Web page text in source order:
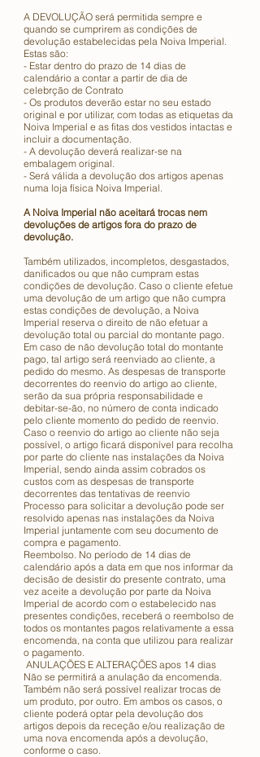
A DEVOLUÇÃO será permitida sempre e
quando se cumprirem as condições de
devolução estabelecidas pela Noiva Imperial.
Estas são:
- Estar dentro do prazo de 14 dias de
calendário a contar a partir de dia de
celebrção de Contrato
- Os produtos deverão estar no seu estado
original e por utilizar, com todas as etiquetas da
Noiva Imperial e as fitas dos vestidos intactas e
incluir a documentação.
- A devolução deverá realizar-se na
embalagem original.
- Será válida a devolução dos artigos apenas
numa loja física Noiva Imperial.
A Noiva Imperial não aceitará trocas nem
devoluções de artigos fora do prazo de
devolução.
Também utilizados, incompletos, desgastados,
danificados ou que não cumpram estas
condições de devolução. Caso o cliente efetue
uma devolução de um artigo que não cumpra
estas condições de devolução, a Noiva
Imperial reserva o direito de não efetuar a
devolução total ou parcial do montante pago.
Em caso de não devolução total do montante
pago, tal artigo será reenviado ao cliente, a
pedido do mesmo. As despesas de transporte
decorrentes do reenvio do artigo ao cliente,
serão da sua própria responsabilidade e
debitar-se-ão, no número de conta indicado
pelo cliente momento do pedido de reenvio.
Caso o reenvio do artigo ao cliente não seja
possível, o artigo ficará disponível para recolha
por parte do cliente nas instalações da Noiva
Imperial, sendo ainda assim cobrados os
custos com as despesas de transporte
decorrentes das tentativas de reenvio
Processo para solicitar a devolução pode ser
resolvido apenas nas instalações da Noiva
Imperial juntamente com seu documento de
compra e pagamento.
Reembolso. No período de 14 dias de
calendário após a data em que nos informar da
decisão de desistir do presente contrato, uma
vez aceite a devolução por parte da Noiva
Imperial de acordo com o estabelecido nas
presentes condições, receberá o reembolso de
todos os montantes pagos relativamente a essa
encomenda, na conta que utilizou para realizar
o pagamento.
ANULAÇÕES E ALTERAÇÕES apos 14 dias
Não se permitirá a anulação da encomenda.
Também não será possível realizar trocas de
um produto, por outro. Em ambos os casos, o
cliente poderá optar pela devolução dos
artigos depois da receção e/ou realização de
uma nova encomenda após a devolução,
conforme o caso.